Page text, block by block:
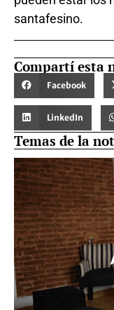
santafesino.
Compartí esta
Facebook
LinkedIn
Temas de la